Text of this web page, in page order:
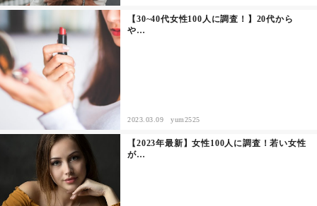
【30~40代女性100人に調査！】20代から
や…
2023.03.09 yum2525
【2023年最新】女性100人に調査！若い女性
が…